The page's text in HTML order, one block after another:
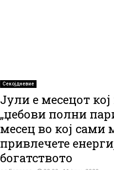
Секојдневие
Јули е месецот
„џебови полни
месец во кој сами
привлечете
богатството